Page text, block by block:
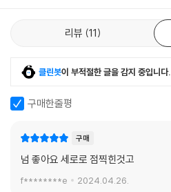
리뷰 11
클린봇이 부적절한 글을 감지 중입니다.
구매한줄평
구매
넘 좋아요 세로로 점찍힌것고
f********e 2024.04.26.